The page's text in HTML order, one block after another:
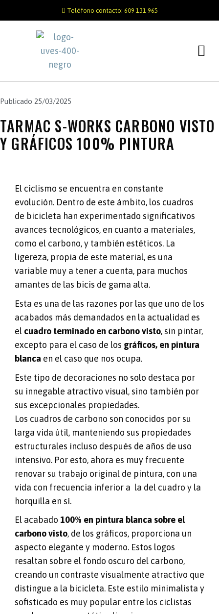
Teléfono contacto: 609 131 965
Publicado 25/03/2025
TARMAC S-WORKS CARBONO VISTO
Y GRÁFICOS 100% PINTURA
El ciclismo se encuentra en constante
evolución. Dentro de este ámbito, los cuadros
de bicicleta han experimentado significativos
avances tecnológicos, en cuanto a materiales,
como el carbono, y también estéticos. La
ligereza, propia de este material, es una
variable muy a tener a cuenta, para muchos
amantes de las bicis de gama alta.
Esta es una de las razones por las que uno de los
acabados más demandados en la actualidad es
el cuadro terminado en carbono visto, sin pintar,
excepto para el caso de los gráficos, en pintura
blanca en el caso que nos ocupa.
Este tipo de decoraciones no solo destaca por
su innegable atractivo visual, sino también por
sus excepcionales propiedades.
Los cuadros de carbono son conocidos por su
larga vida útil, manteniendo sus propiedades
estructurales incluso después de años de uso
intensivo. Por esto, ahora es muy frecuente
renovar su trabajo original de pintura, con una
vida con frecuencia inferior a la del cuadro y la
horquilla en sí.
El acabado 100% en pintura blanca sobre el
carbono visto, de los gráficos, proporciona un
aspecto elegante y moderno. Estos logos
resaltan sobre el fondo oscuro del carbono,
creando un contraste visualmente atractivo que
distingue a la bicicleta. Este estilo minimalista y
sofisticado es muy popular entre los ciclistas